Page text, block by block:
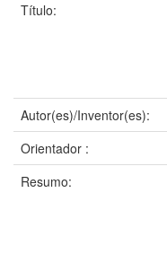
Título:
Autor(es)/Inventor(es):
Orientador :
Resumo: